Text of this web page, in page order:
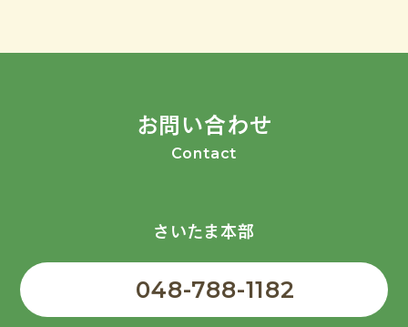
お問い合わせ
Contact
さいたま本部
048-788-1182